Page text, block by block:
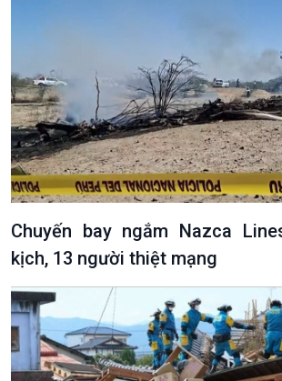
Chuyến bay ngắm Nazca
kịch, 13 người thiệt mạng